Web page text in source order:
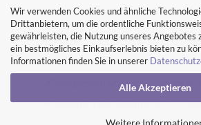
Wir verwenden Cookies und ähnliche
Drittanbietern, um die ordentliche
gewährleisten, die Nutzung unseres Angebotes
ein bestmögliches Einkaufserlebnis bieten zu
Informationen finden Sie in unserer
Alle Akzeptieren
Weitere
Impressum Kontakt
Versand- &
Widerrufsrecht & Muster-
Öffnungszeiten und Lage
Service &
Privatsphäre und Datenschutz